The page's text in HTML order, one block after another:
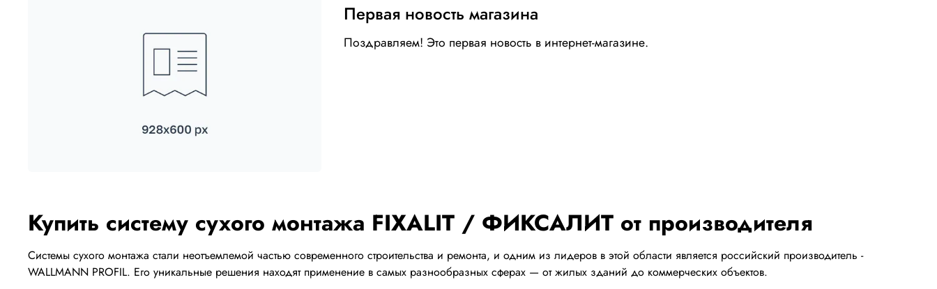
Первая новость магазина
Поздравляем! Это первая новость в интернет-магазине.
Купить систему сухого монтажа FIXALIT / ФИКСАЛИТ от производителя
Системы сухого монтажа стали неотъемлемой частью современного строительства и ремонта, и одним из лидеров в этой области является российский производитель -
WALLMANN PROFIL. Его уникальные решения находят применение в самых разнообразных сферах — от жилых зданий до коммерческих объектов.